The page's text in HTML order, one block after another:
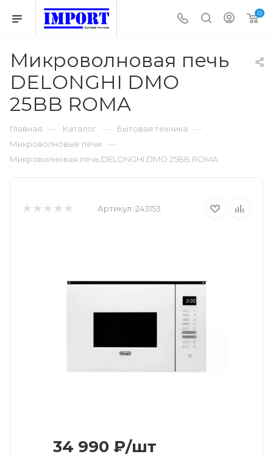
0
Микроволновая печь
DELONGHI DMO
25BB ROMA
Главная — Каталог — Бытовая техника —
Микроволновые печи —
Микроволновая печь DELONGHI DMO 25BB ROMA
Артикул: 243153
34 990 ₽/шт